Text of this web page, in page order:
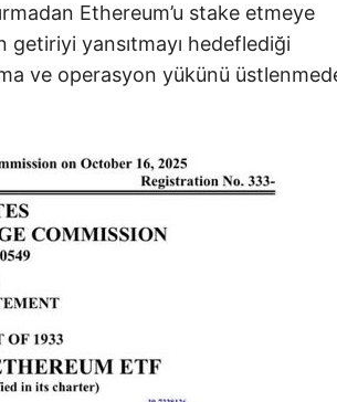
Ethereum’u stake etmeye
getiriyi yansıtmayı hedeflediği
ve operasyon yükünü